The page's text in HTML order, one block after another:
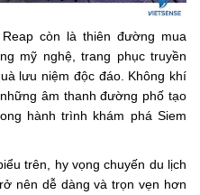
còn là thiên đường mua
mỹ nghệ, trang phục truyền
lưu niệm độc đáo. Không khí
âm thanh đường phố tạo
hành trình khám phá Siem
trên, hy vọng chuyến du lịch
nên dễ dàng và trọn vẹn hơn